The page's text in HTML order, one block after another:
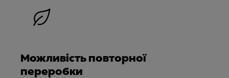
Можливість повторної
переробки